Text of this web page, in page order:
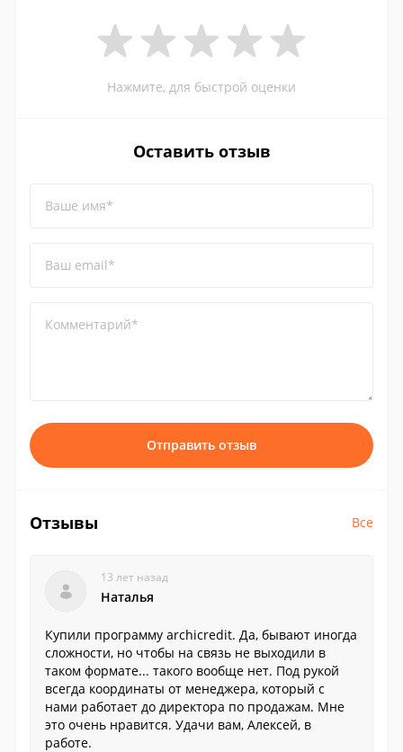
Нажмите, для быстрой оценки
Оставить отзыв
Ваше имя*
Ваш email*
Комментарий*
Отправить отзыв
Отзывы Все
13 лет назад
Наталья
Купили программу archicredit. Да, бывают иногда
сложности, но чтобы на связь не выходили в
таком формате... такого вообще нет. Под рукой
всегда координаты от менеджера, который с
нами работает до директора по продажам. Мне
это очень нравится. Удачи вам, Алексей, в
работе.